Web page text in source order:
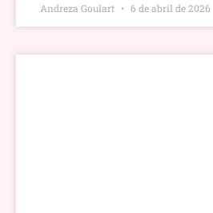
Andreza Goulart 6 de abril de 2026